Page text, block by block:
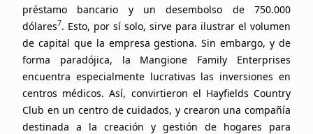
préstamo bancario y un desembolso de 750.000
dólares7. Esto, por sí solo, sirve para ilustrar el volumen
de capital que la empresa gestiona. Sin embargo, y de
forma paradójica, la Mangione Family Enterprises
encuentra especialmente lucrativas las inversiones en
centros médicos. Así, convirtieron el Hayfields Country
Club en un centro de cuidados, y crearon una compañía
destinada a la creación y gestión de hogares para